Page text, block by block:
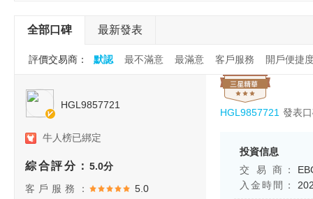
全部口碑 最新發表
評價交易商： 默認 最不滿意 最滿意 客戶服務 開戶便捷
HGL9857721
牛人榜已綁定
綜合評分： 5.0分
客戶服務：
5.0
HGL9857721 發表
投資信息
交 易 商：
入金時間：